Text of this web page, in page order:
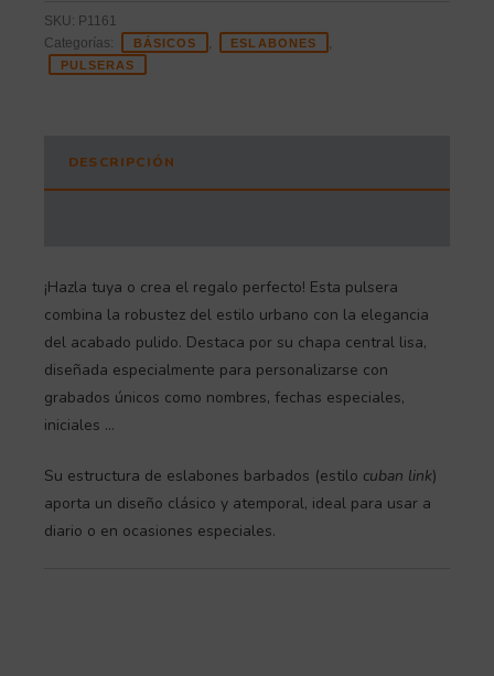
SKU: P1161
Categorías:
BÁSICOS ESLABONES
PULSERAS
DESCRIPCIÓN
¡Hazla tuya o crea el regalo perfecto! Esta pulsera
combina la robustez del estilo urbano con la elegancia
del acabado pulido. Destaca por su chapa central lisa,
diseñada especialmente para personalizarse con
grabados únicos como nombres, fechas especiales,
iniciales …
Su estructura de eslabones barbados (estilo cuban link)
aporta un diseño clásico y atemporal, ideal para usar a
diario o en ocasiones especiales.